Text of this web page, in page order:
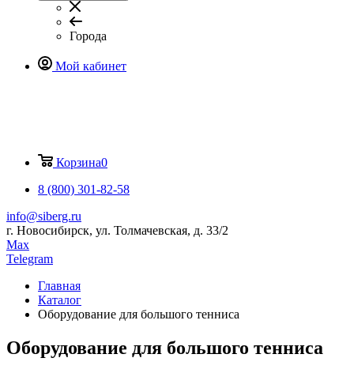
Города
Мой кабинет
Корзина0
8 (800) 301-82-58
info@siberg.ru
г. Новосибирск, ул. Толмачевская, д. 33/2
Max
Telegram
Главная
Каталог
Оборудование для большого тенниса
Оборудование для большого тенниса